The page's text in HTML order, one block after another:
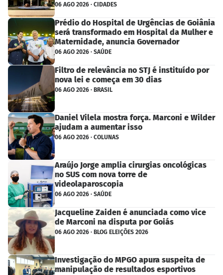
06 AGO 2026 · CIDADES
Prédio do Hospital de Urgências de Goiânia
será transformado em Hospital da Mulher e
Maternidade, anuncia Governador
06 AGO 2026 · SAÚDE
Filtro de relevância no STJ é instituído por
nova lei e começa em 30 dias
06 AGO 2026 · BRASIL
Daniel Vilela mostra força. Marconi e Wilder
ajudam a aumentar isso
06 AGO 2026 · COLUNAS
Araújo Jorge amplia cirurgias oncológicas
no SUS com nova torre de
videolaparoscopia
06 AGO 2026 · SAÚDE
Jacqueline Zaiden é anunciada como vice
de Marconi na disputa por Goiás
06 AGO 2026 · BLOG ELEIÇÕES 2026
Investigação do MPGO apura suspeita de
manipulação de resultados esportivos